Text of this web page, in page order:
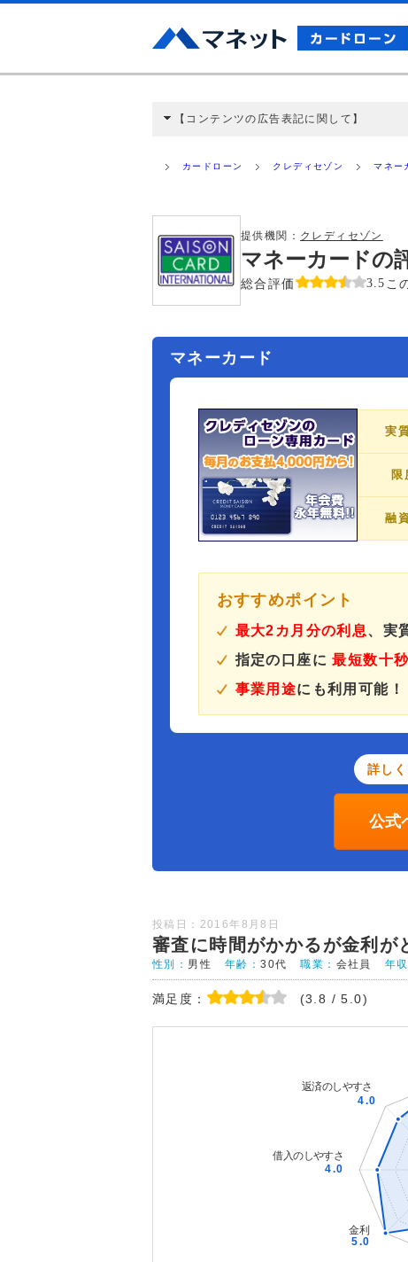
【コンテンツの広告表記に関して】
ミ収集などに基づき、公平性を担保した情報
カードローン クレディセゾン マネー
提供機関： クレディセゾン
マネーカードの
総合評価 3.5 こ
マネーカード
実
限
融
おすすめポイント
最大2カ月分の利息、実
指定の口座に最短数十
事業用途にも利用可能！
詳し
公式
投稿日：2016年8月8日
審査に時間がかかるが金利が
性別： 男性 年齢：30代 職業： 会社員 年
満足度： (3.8 / 5.0)